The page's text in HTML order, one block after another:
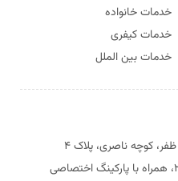
خدمات خانواده
خدمات کیفری
خدمات بین الملل
تهران، جردن شمالی، بالاتر از ظفر، کوچه ناصری، پلاک ۴